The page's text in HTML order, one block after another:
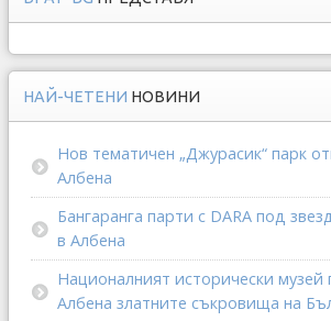
НАЙ-ЧЕТЕНИ НОВИНИ
Нов тематичен „Джурасик“ парк
Албена
Бангаранга парти с DARA под
в Албена
Националният исторически музей
Албена златните съкровища на